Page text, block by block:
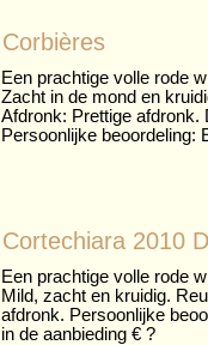
Corbières
Een prachtige volle rode
Zacht in de mond en
Afdronk: Prettige afdronk.
Persoonlijke beoordeling:
Cortechiara 2010
Een prachtige volle rode
Mild, zacht en kruidig.
afdronk. Persoonlijke
in de aanbieding € ?